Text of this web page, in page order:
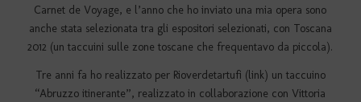
Carnet de Voyage, e l’anno che ho inviato una mia opera sono
anche stata selezionata tra gli espositori selezionati, con Toscana
2012 (un taccuini sulle zone toscane che frequentavo da piccola).
Tre anni fa ho realizzato per Rioverdetartufi (link) un taccuino
“Abruzzo itinerante”, realizzato in collaborazione con Vittoria